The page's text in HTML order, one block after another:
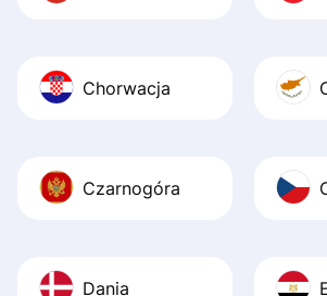
Chorwacja
Czarnogóra
Dania